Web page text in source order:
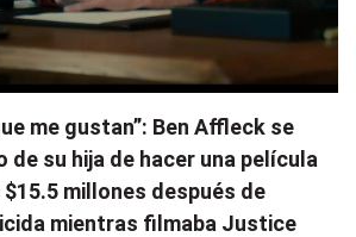
me gustan”: Ben Affleck se
de su hija de hacer una película
$15.5 millones después de
mientras filmaba Justice